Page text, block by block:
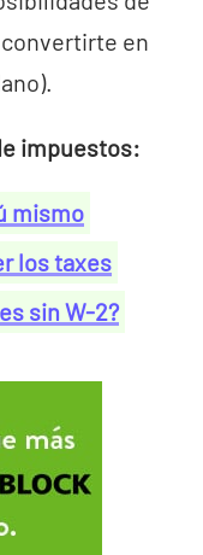
en
impuestos:
mismo
los taxes
sin W-2?